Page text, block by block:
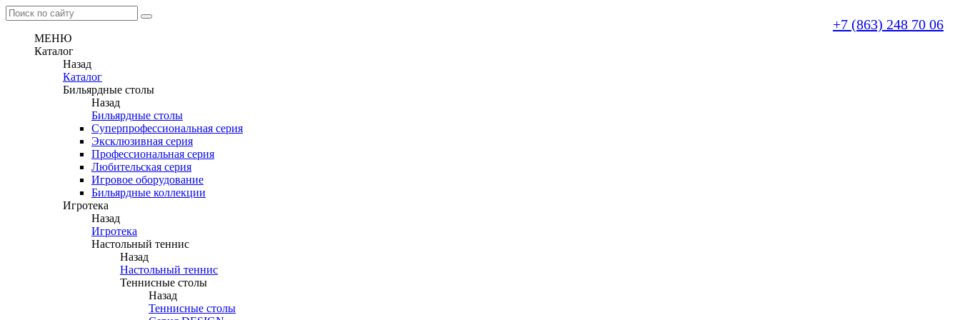
+7 (863) 248 70 06
МЕНЮ
Каталог
Назад
Каталог
Бильярдные столы
Назад
Бильярдные столы
Суперпрофессиональная серия
Эксклюзивная серия
Профессиональная серия
Любительская серия
Игровое оборудование
Бильярдные коллекции
Игротека
Назад
Игротека
Настольный теннис
Назад
Настольный теннис
Теннисные столы
Назад
Теннисные столы